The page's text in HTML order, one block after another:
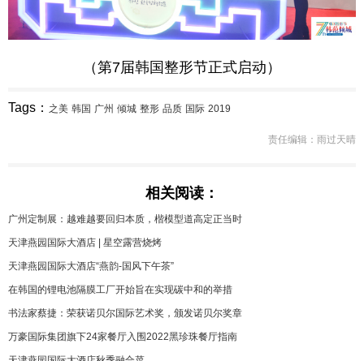
（第7届韩国整形节正式启动）
Tags： 之美 韩国 广州 倾城 整形 品质 国际 2019
责任编辑：雨过天晴
相关阅读：
广州定制展：越难越要回归本质，楷模型道高定正当时
天津燕园国际大酒店 | 星空露营烧烤
天津燕园国际大酒店“燕韵-国风下午茶”
在韩国的锂电池隔膜工厂开始旨在实现碳中和的举措
书法家蔡捷：荣获诺贝尔国际艺术奖，颁发诺贝尔奖章
万豪国际集团旗下24家餐厅入围2022黑珍珠餐厅指南